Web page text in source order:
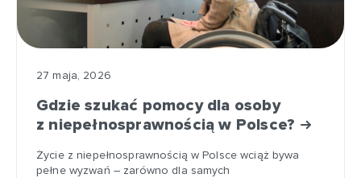
27 maja, 2026
Gdzie szukać pomocy dla osoby
z niepełnosprawnością w Polsce?
Życie z niepełnosprawnością w Polsce wciąż bywa
pełne wyzwań – zarówno dla samych